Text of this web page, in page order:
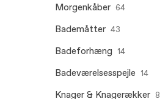
Morgenkåber 64
Bademåtter 43
Badeforhæng 14
Badeværelsesspejle 14
Knager & Knagerækker 8